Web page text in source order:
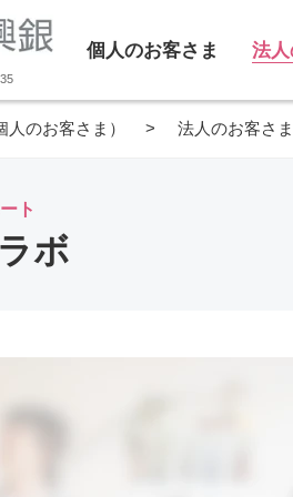
個人のお客さま 法
人のお客さま） 法人のお客さま
ト
ボ